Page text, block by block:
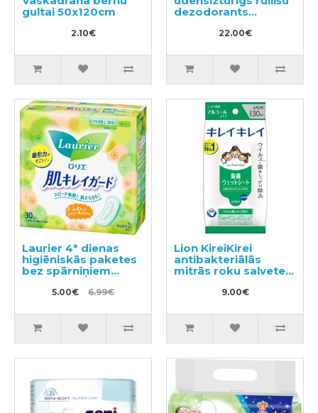
gultai 50x120cm
2.10€
dezodorants
antiperspirants bez
smaržas 40ml
22.00€
Laurier 4* dienas
higiēniskās paketes
bez spārniņiem
20,5cm 30gab
5.00€ 6.99€
Lion KireiKirei
antibakteriālās
mitrās roku salvetes
ar spirta saturu
9.00€